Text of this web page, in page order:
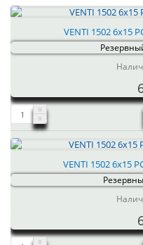
VENTI 1502 6x15
VENTI 1502 6x15